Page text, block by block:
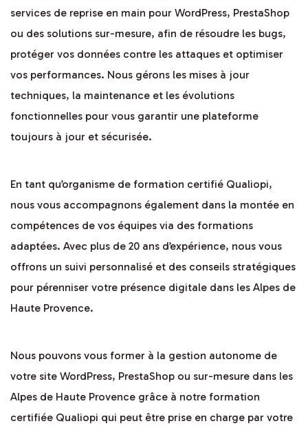
services de reprise en main pour WordPress, PrestaShop
ou des solutions sur-mesure, afin de résoudre les bugs,
protéger vos données contre les attaques et optimiser
vos performances. Nous gérons les mises à jour
techniques, la maintenance et les évolutions
fonctionnelles pour vous garantir une plateforme
toujours à jour et sécurisée.
En tant qu’organisme de formation certifié Qualiopi,
nous vous accompagnons également dans la montée en
compétences de vos équipes via des formations
adaptées. Avec plus de 20 ans d’expérience, nous vous
offrons un suivi personnalisé et des conseils stratégiques
pour pérenniser votre présence digitale dans les Alpes de
Haute Provence.
Nous pouvons vous former à la gestion autonome de
votre site WordPress, PrestaShop ou sur-mesure dans les
Alpes de Haute Provence grâce à notre formation
certifiée Qualiopi qui peut être prise en charge par votre